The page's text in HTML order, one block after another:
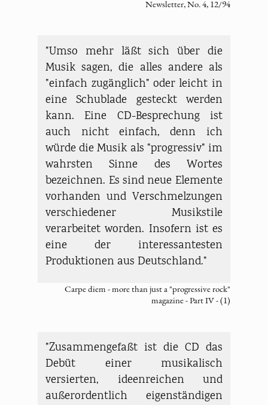
Newsletter, No. 4, 12/94
"Umso mehr läßt sich über die
Musik sagen, die alles andere als
"einfach zugänglich" oder leicht in
eine Schublade gesteckt werden
kann. Eine CD-Besprechung ist
auch nicht einfach, denn ich
würde die Musik als "progressiv" im
wahrsten Sinne des Wortes
bezeichnen. Es sind neue Elemente
vorhanden und Verschmelzungen
verschiedener Musikstile
verarbeitet worden. Insofern ist es
eine der interessantesten
Produktionen aus Deutschland."
Carpe diem - more than just a "progressive rock"
magazine - Part IV - (1)
"Zusammengefaßt ist die CD das
Debüt einer musikalisch
versierten, ideenreichen und
außerordentlich eigenständigen